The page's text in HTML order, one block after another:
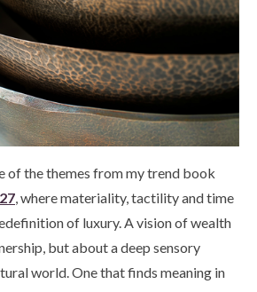
of the themes from my trend book
, where materiality, tactility and time
of luxury. A vision of wealth
but about a deep sensory
world. One that finds meaning in